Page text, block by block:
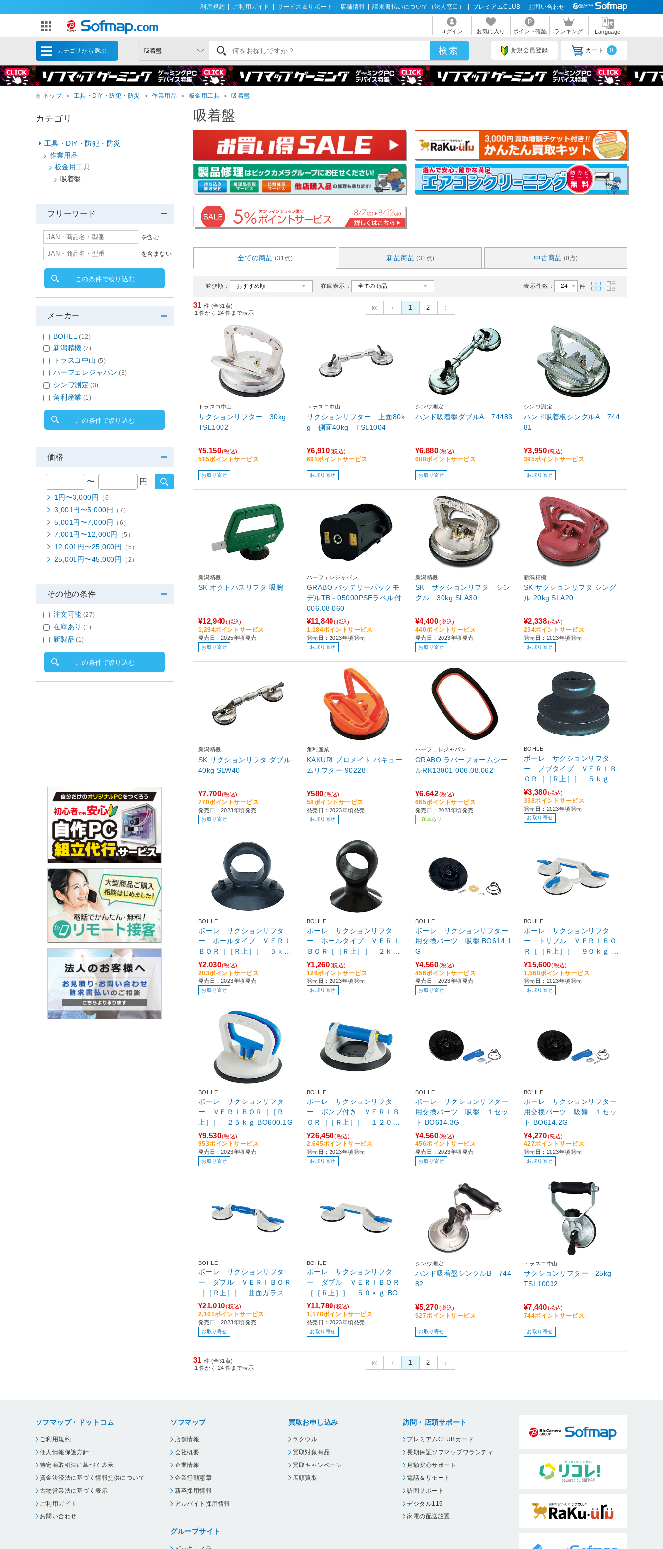
利用規約 ご利用ガイド サービス＆サポート 店舗情報 請求書払いについて（法人窓口） プレミアムCLUB お問い合わせ
ログイン お気に入り ポイント確認 ランキング Language
カテゴリから選ぶ 新規会員登録 カート 0
トップ ＞ 工具・DIY・防犯・防災 ＞ 作業用品 ＞ 板金用工具 ＞ 吸着盤
吸着盤
全ての商品 (31点) 新品商品 (31点) 中古商品 (0点)
並び順： 在庫表示： 表示件数： 件
31 件 (全31点)
1 件から 24 件まで表示
1 2
トラスコ中山
サクションリフター 30kg
TSL1002
¥5,150(税込)
515ポイントサービス
お取り寄せ
トラスコ中山
サクションリフター 上面80k
g 側面40kg TSL1004
¥6,910(税込)
691ポイントサービス
お取り寄せ
シンワ測定
ハンド吸着盤ダブルA 74483
¥6,880(税込)
688ポイントサービス
お取り寄せ
シンワ測定
ハンド吸着板シングルA 744
81
¥3,950(税込)
395ポイントサービス
お取り寄せ
新潟精機
SK オクトパスリフタ 吸腕
¥12,940(税込)
1,294ポイントサービス
発売日：2025年頃発売
お取り寄せ
ハーフェレジャパン
GRABO バッテリーパックモ
デルTB－05000PSEラベル付
006.08.060
¥11,840(税込)
1,184ポイントサービス
発売日：2023年頃発売
お取り寄せ
新潟精機
SK サクションリフタ シン
グル 30kg SLA30
¥4,400(税込)
440ポイントサービス
発売日：2023年頃発売
お取り寄せ
新潟精機
SK サクションリフタ シング
ル 20kg SLA20
¥2,338(税込)
234ポイントサービス
発売日：2023年頃発売
お取り寄せ
新潟精機
SK サクションリフタ ダブル
40kg SLW40
¥7,700(税込)
770ポイントサービス
発売日：2023年頃発売
お取り寄せ
角利産業
KAKURI プロメイト バキュー
ムリフター 90228
¥580 (税込)
58ポイントサービス
発売日：2023年頃発売
お取り寄せ
ハーフェレジャパン
GRABO ラバーフォームシー
ルRK13001 006.08.062
¥6,642(税込)
665ポイントサービス
発売日：2023年頃発売
在庫あり
BOHLE
ボーレ サクションリフタ
ー ノブタイプ ＶＥＲＩＢ
ＯＲ［［Ｒ上］］ ５ｋｇ BO
609.55
¥3,380(税込)
338ポイントサービス
発売日：2023年頃発売
お取り寄せ
BOHLE
ボーレ サクションリフタ
ー ホールタイプ ＶＥＲＩ
ＢＯＲ［［Ｒ上］］ ５ｋｇ
BO609.50
¥2,030(税込)
203ポイントサービス
発売日：2023年頃発売
お取り寄せ
BOHLE
ボーレ サクションリフタ
ー ホールタイプ ＶＥＲＩ
ＢＯＲ［［Ｒ上］］ ２ｋｇ
BO609.30
¥1,260(税込)
126ポイントサービス
発売日：2023年頃発売
お取り寄せ
BOHLE
ボーレ サクションリフター
用交換パーツ 吸盤 BO614.1
G
¥4,560(税込)
456ポイントサービス
発売日：2023年頃発売
お取り寄せ
BOHLE
ボーレ サクションリフタ
ー トリプル ＶＥＲＩＢＯ
Ｒ［［Ｒ上］］ ９０ｋｇ BO
603.1G
¥15,600(税込)
1,560ポイントサービス
発売日：2023年頃発売
お取り寄せ
BOHLE
ボーレ サクションリフタ
ー ＶＥＲＩＢＯＲ［［Ｒ
上］］ ２５ｋｇ BO600.1G
¥9,530(税込)
953ポイントサービス
発売日：2023年頃発売
お取り寄せ
BOHLE
ボーレ サクションリフタ
ー ポンプ付き ＶＥＲＩＢ
ＯＲ［［Ｒ上］］ １２０ｋ
ｇ BO601G
¥26,450(税込)
2,645ポイントサービス
発売日：2023年頃発売
お取り寄せ
BOHLE
ボーレ サクションリフター
用交換パーツ 吸盤 １セッ
ト BO614.3G
¥4,560(税込)
456ポイントサービス
発売日：2023年頃発売
お取り寄せ
BOHLE
ボーレ サクションリフター
用交換パーツ 吸盤 １セッ
ト BO614.2G
¥4,270(税込)
427ポイントサービス
発売日：2023年頃発売
お取り寄せ
BOHLE
ボーレ サクションリフタ
ー ダブル ＶＥＲＩＢＯＲ
［［Ｒ上］］ 曲面ガラス対
¥21,010(税込)
2,101ポイントサービス
発売日：2023年頃発売
お取り寄せ
BOHLE
ボーレ サクションリフタ
ー ダブル ＶＥＲＩＢＯＲ
［［Ｒ上］］ ５０ｋｇ BO6
02.1G
¥11,780(税込)
1,178ポイントサービス
発売日：2023年頃発売
お取り寄せ
シンワ測定
ハンド吸着盤シングルB 744
82
¥5,270(税込)
527ポイントサービス
お取り寄せ
トラスコ中山
サクションリフター 25kg
TSL10032
¥7,440(税込)
744ポイントサービス
お取り寄せ
31 件 (全31点)
1 件から 24 件まで表示
1 2
カテゴリ
工具・DIY・防犯・防災
作業用品
板金用工具
吸着盤
フリーワード
を含む
を含まない
この条件で絞り込む
メーカー
BOHLE (12)
新潟精機 (7)
トラスコ中山 (5)
ハーフェレジャパン (3)
シンワ測定 (3)
角利産業 (1)
この条件で絞り込む
価格
〜 円
1円〜3,000円 （6）
3,001円〜5,000円 （7）
5,001円〜7,000円 （6）
7,001円〜12,000円 （5）
12,001円〜25,000円 （5）
25,001円〜45,000円 （2）
その他の条件
注文可能 (27)
在庫あり (1)
新製品 (1)
この条件で絞り込む
ソフマップ・ドットコム
ご利用規約
個人情報保護方針
特定商取引法に基づく表示
資金決済法に基づく情報提供について
古物営業法に基づく表示
ご利用ガイド
お問い合わせ
ソフマップ
店舗情報
会社概要
企業情報
企業行動憲章
新卒採用情報
アルバイト採用情報
グループサイト
買取お申し込み
ラクウル
買取対象商品
買取キャンペーン
店頭買取
訪問・店頭サポート
プレミアムCLUBカード
長期保証ソフマップワランティ
月額安心サポート
電話＆リモート
訪問サポート
デジタル119
家電の配送設置